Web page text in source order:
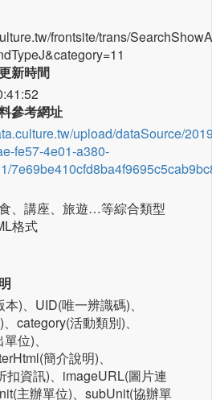
frontsite/trans/
新時間
參考網址
upload/dataSource/
fe57-4e01-a380-
、講座、旅遊…等綜合類型
格式
)、UID(唯一辨識碼)、
category(活動類別)、
位)、
簡介說明)、
扣資訊)、imageURL(圖片連
主辦單位)、subUnit(協辦單